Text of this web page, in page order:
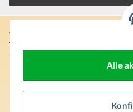
Alle
Anschrift:
SteinZeitOase